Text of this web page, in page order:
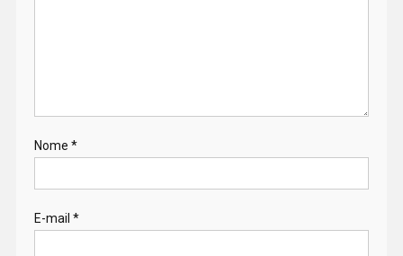
Nome *
E-mail *